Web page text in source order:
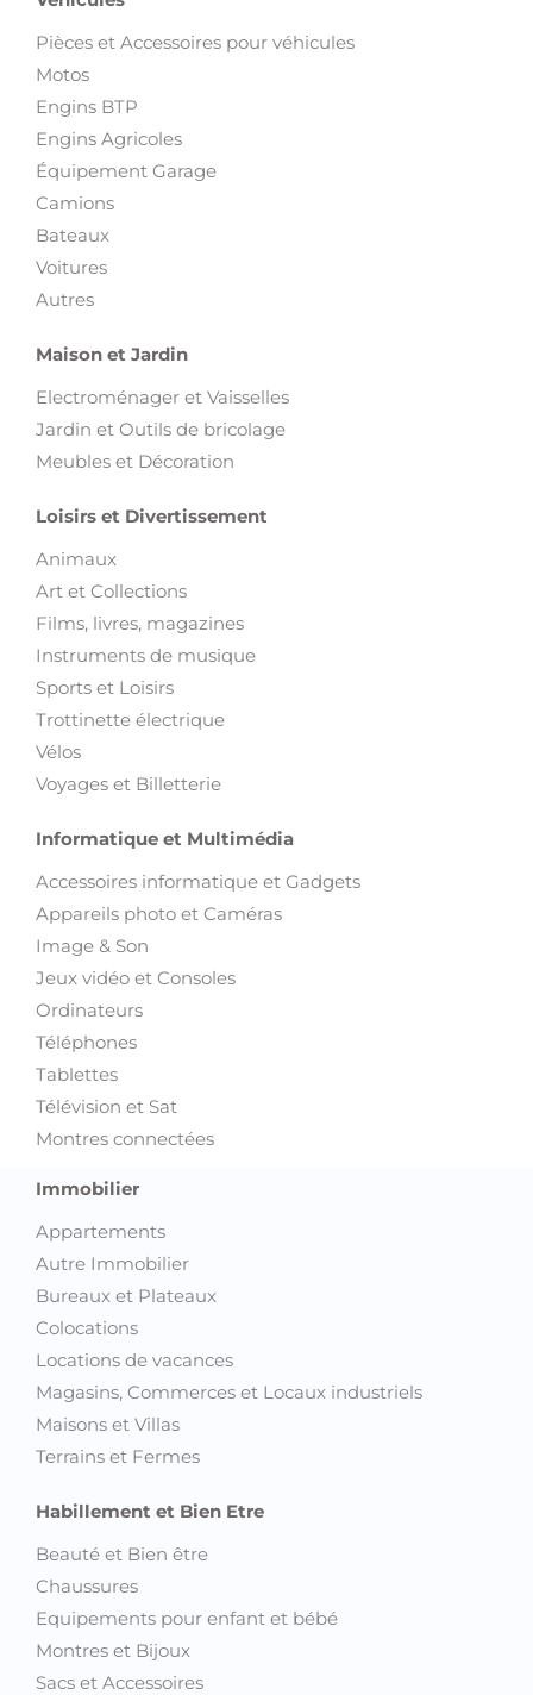
Pièces et Accessoires pour véhicules
Motos
Engins BTP
Engins Agricoles
Équipement Garage
Camions
Bateaux
Voitures
Autres
Maison et Jardin
Electroménager et Vaisselles
Jardin et Outils de bricolage
Meubles et Décoration
Loisirs et Divertissement
Animaux
Art et Collections
Films, livres, magazines
Instruments de musique
Sports et Loisirs
Trottinette électrique
Vélos
Voyages et Billetterie
Informatique et Multimédia
Accessoires informatique et Gadgets
Appareils photo et Caméras
Image & Son
Jeux vidéo et Consoles
Ordinateurs
Téléphones
Tablettes
Télévision et Sat
Montres connectées
Immobilier
Appartements
Autre Immobilier
Bureaux et Plateaux
Colocations
Locations de vacances
Magasins, Commerces et Locaux industriels
Maisons et Villas
Terrains et Fermes
Habillement et Bien Etre
Beauté et Bien être
Chaussures
Equipements pour enfant et bébé
Montres et Bijoux
Sacs et Accessoires